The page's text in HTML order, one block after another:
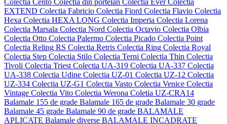
Colectia Cento Colectia din portelan Colectia EverColectia
EXTEND Colectia Fabricio Colectia Fiord Colectia Flavio Colectia
Hexa Colectia HEXA LONG Colectia Imperia Colectia Lorena
Colectia Marsala Colectia Nord Colectia Octavio Colectia Olbia
Colectia Otto Colectia Palermo Colectia Picado Colectia Point
Colectia Reling RS Colectia Retris Colectia Ring Colectia Royal
Colectia Step Colectia Stilo Colectia Terni Colectia Thin Colectia
Tivoli Colectia Triest Colectia UA-319 Colectia UA-337 Colectia
UA-338 Colectia Udine Colectia UZ-01 Colectia UZ-12 Colectia
UZ-334 Colectia UZ-G1 Colectia Vasto Colectia Venice Colectia
Vintage Colectia Vito Colectia Werona Coletia UZ-CRA14
Balamale 155 de grade Balamale 165 de grade Balamale 30 grade
Balamale 45 grade Balamale 90 de grade BALAMALE
APLICATE Balamale diverse BALAMALE INCADRATE